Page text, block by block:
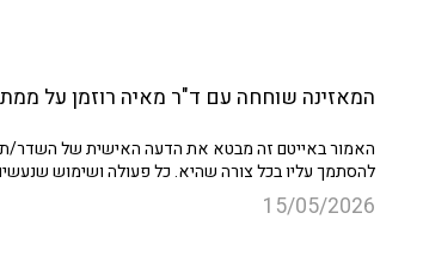
המאזינה שוחחה עם ד"ר מאיה רוזמן על
האמור באייטם זה מבטא את הדעה האישית של השדר/ת
להסתמך עליו בכל צורה שהיא. כל פעולה ושימוש
15/05/2026